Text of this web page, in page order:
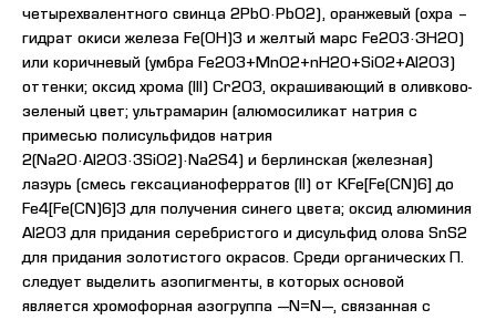
четырехвалентного свинца 2PbO·PbO2), оранжевый (охра –
гидрат окиси железа Fe(OH)3 и желтый марс Fe2O3·ЗН2O)
или коричневый (умбра Fe2O3+MnO2+nH2O+SiO2+Al2O3)
оттенки; оксид хрома (III) Cr2O3, окрашивающий в оливково-
зеленый цвет; ультрамарин (алюмосиликат натрия с
примесью полисульфидов натрия
2(Na2O·Al2O3·3SiO2)·Na2S4) и берлинская (железная)
лазурь (смесь гексацианоферратов (II) от KFe[Fe(CN)6] до
Fe4[Fe(CN)6]3 для получения синего цвета; оксид алюминия
Al2O3 для придания серебристого и дисульфид олова SnS2
для придания золотистого окрасов. Среди органических П.
следует выделить азопигменты, в которых основой
является хромофорная азогруппа —N=N—, связанная с